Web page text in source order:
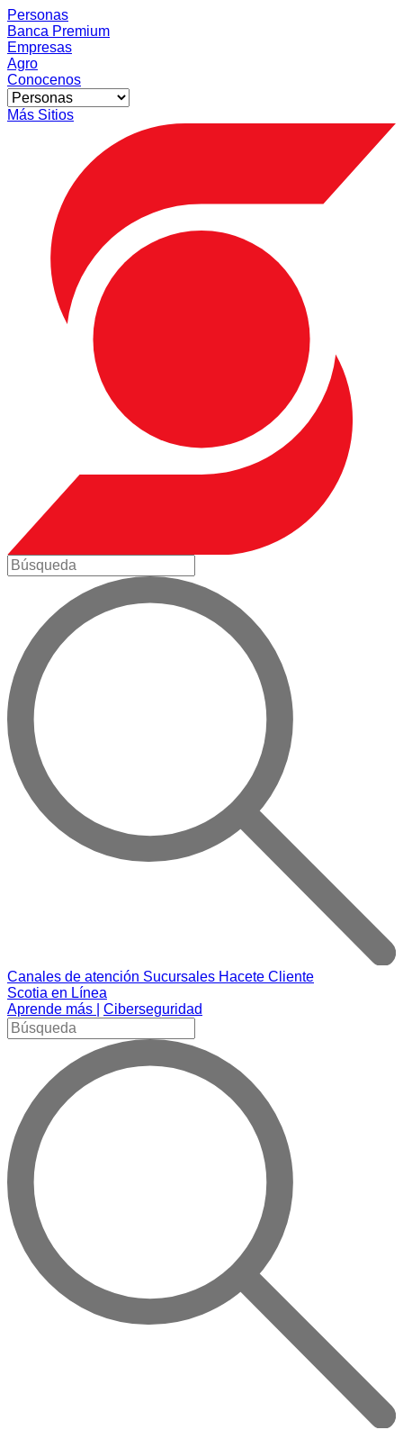
Personas
Banca Premium
Empresas
Agro
Conocenos
Más Sitios
Canales de atención Sucursales Hacete Cliente
Scotia en Línea
Aprende más |
Ciberseguridad